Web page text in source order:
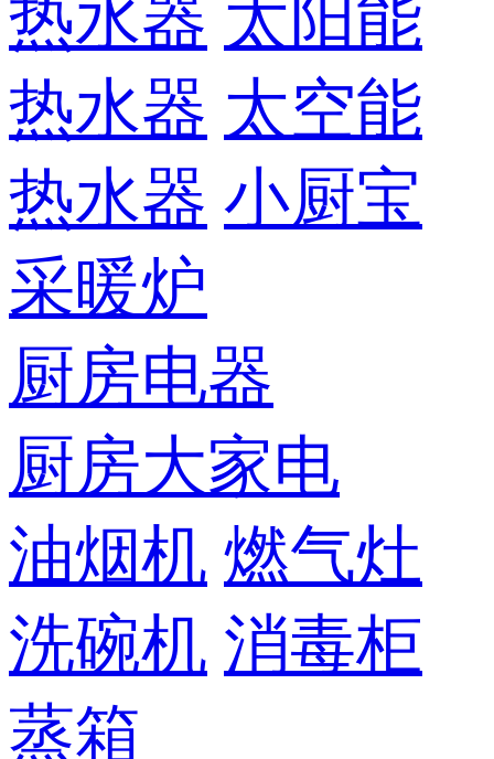
热水器 太阳能
热水器 太空能
热水器 小厨宝
采暖炉
厨房电器
厨房大家电
油烟机 燃气灶
洗碗机 消毒柜
蒸箱